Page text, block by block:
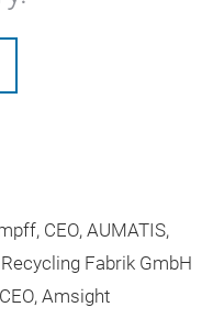
CEO, AUMATIS,
Fabrik GmbH
Amsight